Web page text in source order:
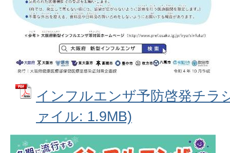
インフルエンザ予防啓発チラ
ァイル: 1.9MB)